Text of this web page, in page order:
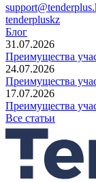
tenderpluskz
Блог
31.07.2026
Преимущества
24.07.2026
Преимущества
17.07.2026
Преимущества
Все статьи